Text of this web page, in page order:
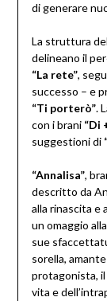
di generare
La struttura
delineano il
“La rete”,
successo – e
“Ti porterò”.
con i brani “Di
suggestioni di
“Annalisa”,
descritto da
alla rinascita e
un omaggio
sue
sorella,
protagonista,
vita e